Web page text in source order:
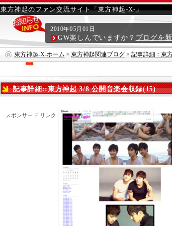
東方神起のファン交流サイト「東方神起-X-」
東方神起-X-ホーム > 東方神起関連ブログ > 記事詳細：東
2010年05月01日
GW楽しんでいますか？ ブログを
記事詳細::東方神起 3/8 公開音楽会収録(15)
スポンサード リンク